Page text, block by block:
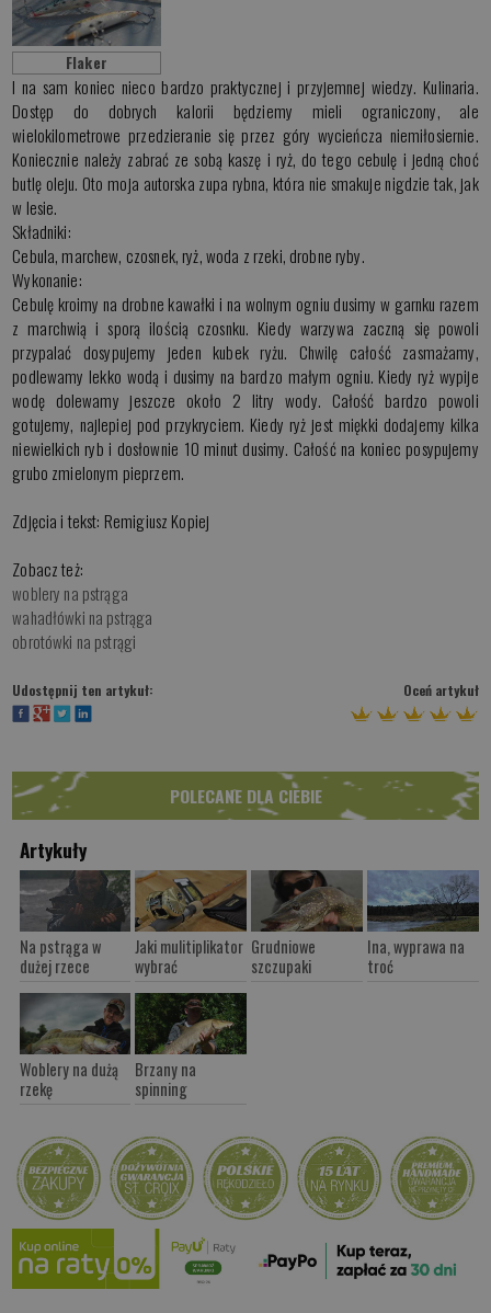
Flaker
I na sam koniec nieco bardzo praktycznej i przyjemnej wiedzy. Kulinaria.
Dostęp do dobrych kalorii będziemy mieli ograniczony, ale
wielokilometrowe przedzieranie się przez góry wycieńcza niemiłosiernie.
Koniecznie należy zabrać ze sobą kaszę i ryż, do tego cebulę i jedną choć
butlę oleju. Oto moja autorska zupa rybna, która nie smakuje nigdzie tak, jak
w lesie.
Składniki:
Cebula, marchew, czosnek, ryż, woda z rzeki, drobne ryby.
Wykonanie:
Cebulę kroimy na drobne kawałki i na wolnym ogniu dusimy w garnku razem
z marchwią i sporą ilością czosnku. Kiedy warzywa zaczną się powoli
przypalać dosypujemy jeden kubek ryżu. Chwilę całość zasmażamy,
podlewamy lekko wodą i dusimy na bardzo małym ogniu. Kiedy ryż wypije
wodę dolewamy jeszcze około 2 litry wody. Całość bardzo powoli
gotujemy, najlepiej pod przykryciem. Kiedy ryż jest miękki dodajemy kilka
niewielkich ryb i dosłownie 10 minut dusimy. Całość na koniec posypujemy
grubo zmielonym pieprzem.
Zdjęcia i tekst: Remigiusz Kopiej
Zobacz też:
woblery na pstrąga
wahadłówki na pstrąga
obrotówki na pstrągi
Udostępnij ten artykuł: Oceń artykuł
POLECANE DLA CIEBIE
Artykuły
Na pstrąga w
dużej rzece
Jaki mulitiplikator
wybrać
Grudniowe
szczupaki
Ina, wyprawa na
troć
Woblery na dużą
rzekę
Brzany na
spinning